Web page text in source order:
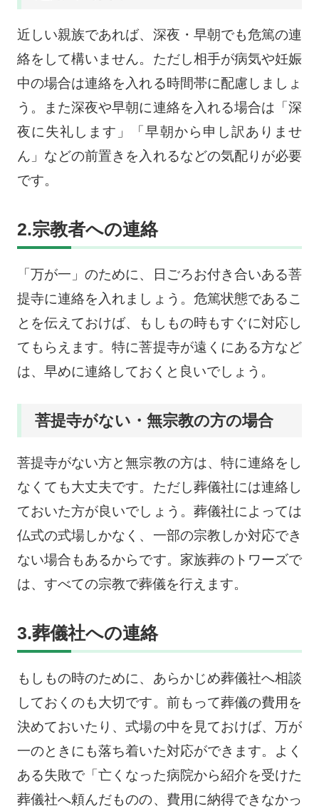
近しい親族であれば、深夜・早朝でも危篤の連
絡をして構いません。ただし相手が病気や妊娠
中の場合は連絡を入れる時間帯に配慮しましょ
う。また深夜や早朝に連絡を入れる場合は「深
夜に失礼します」「早朝から申し訳ありませ
ん」などの前置きを入れるなどの気配りが必要
です。
2.宗教者への連絡
「万が一」のために、日ごろお付き合いある菩
提寺に連絡を入れましょう。危篤状態であるこ
とを伝えておけば、もしもの時もすぐに対応し
てもらえます。特に菩提寺が遠くにある方など
は、早めに連絡しておくと良いでしょう。
菩提寺がない・無宗教の方の場合
菩提寺がない方と無宗教の方は、特に連絡をし
なくても大丈夫です。ただし葬儀社には連絡し
ておいた方が良いでしょう。葬儀社によっては
仏式の式場しかなく、一部の宗教しか対応でき
ない場合もあるからです。家族葬のトワーズで
は、すべての宗教で葬儀を行えます。
3.葬儀社への連絡
もしもの時のために、あらかじめ葬儀社へ相談
しておくのも大切です。前もって葬儀の費用を
決めておいたり、式場の中を見ておけば、万が
一のときにも落ち着いた対応ができます。よく
ある失敗で「亡くなった病院から紹介を受けた
葬儀社へ頼んだものの、費用に納得できなかっ